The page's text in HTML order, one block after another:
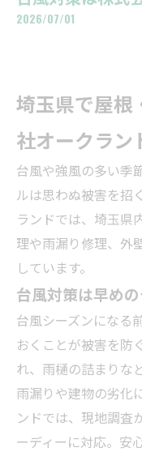
2026/07/01
埼玉県で屋根
社オークラン
台風や強風の多い季
ルは思わぬ被害を招
ランドでは、埼玉県
理や雨漏り修理、外
しています。
台風対策は早め
台風シーズンになる
おくことが被害を防
れ、雨樋の詰まりな
雨漏りや建物の劣化
ンドでは、現地調査
ーディーに対応。安